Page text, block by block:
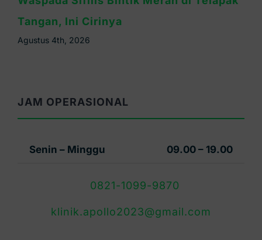
Penjelasannya
Agustus 3rd, 2026
JAM OPERASIONAL
Senin – Minggu 09.00 – 19.00
0821-1099-9870
klinik.apollo2023@gmail.com